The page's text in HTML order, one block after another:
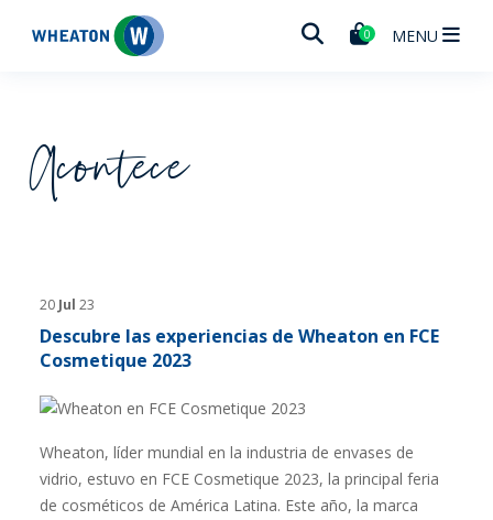
Wheaton 0 MENU
Acontece
20 Jul 23
Descubre las experiencias de Wheaton en FCE
Cosmetique 2023
Wheaton, líder mundial en la industria de envases de
vidrio, estuvo en FCE Cosmetique 2023, la principal feria
de cosméticos de América Latina. Este año, la marca